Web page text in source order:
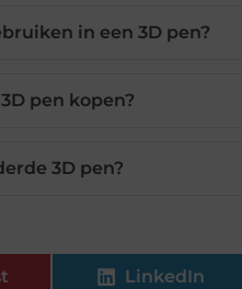
in een 3D pen?
pen kopen?
3D pen?
LinkedIn